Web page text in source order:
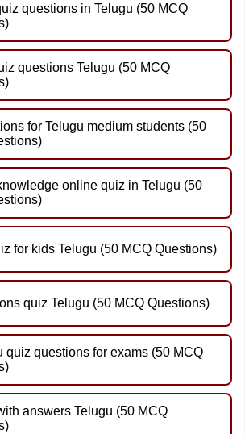
questions in Telugu (50 MCQ
questions Telugu (50 MCQ
for Telugu medium students (50
online quiz in Telugu (50
for kids Telugu (50 MCQ Questions)
quiz Telugu (50 MCQ Questions)
quiz questions for exams (50 MCQ
answers Telugu (50 MCQ